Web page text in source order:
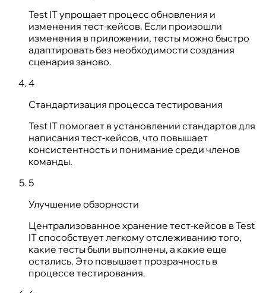
Test IT упрощает процесс обновления и
изменения тест-кейсов. Если произошли
изменения в приложении, тесты можно быстро
адаптировать без необходимости создания
сценария заново.
4
Стандартизация процесса тестирования
Test IT помогает в установлении стандартов для
написания тест-кейсов, что повышает
консистентность и понимание среди членов
команды.
5
Улучшение обзорности
Централизованное хранение тест-кейсов в Test
IT способствует легкому отслеживанию того,
какие тесты были выполнены, а какие еще
остались. Это повышает прозрачность в
процессе тестирования.